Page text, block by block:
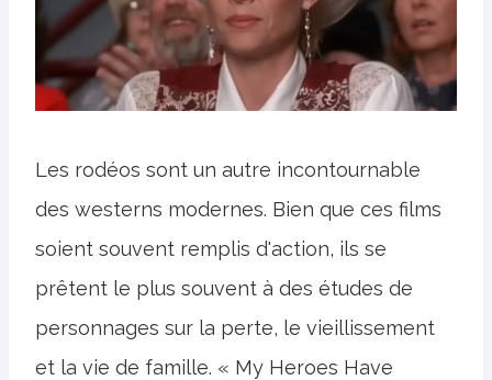
Les rodéos sont un autre incontournable
des westerns modernes. Bien que ces films
soient souvent remplis d'action, ils se
prêtent le plus souvent à des études de
personnages sur la perte, le vieillissement
et la vie de famille. « My Heroes Have